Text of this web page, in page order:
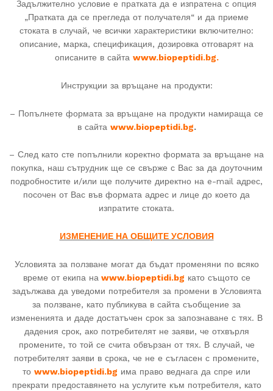
Задължително условие е пратката да е изпратена с опция
„Пратката да се прегледа от получателя“ и да приеме
стоката в случай, че всички характеристики включително:
описание, марка, спецификация, дозировка отговарят на
описаните в сайта www.biopeptidi.bg.
Инструкции за връщане на продукти:
– Попълнете формата за връщане на продукти намираща се
в сайта www.biopeptidi.bg.
– След като сте попълнили коректно формата за връщане на
покупка, наш сътрудник ще се свърже с Вас за да доуточним
подробностите и/или ще получите директно на e-mail адрес,
посочен от Вас във формата адрес и лице до което да
изпратите стоката.
ИЗМЕНЕНИЕ НА ОБЩИТЕ УСЛОВИЯ
Условията за ползване могат да бъдат променяни по всяко
време от екипа на www.biopeptidi.bg като същото се
задължава да уведоми потребителя за промени в Условията
за ползване, като публикува в сайта съобщение за
измененията и даде достатъчен срок за запознаване с тях. В
дадения срок, ако потребителят не заяви, че отхвърля
промените, то той се счита обвързан от тях. В случай, че
потребителят заяви в срока, че не е съгласен с промените,
то www.biopeptidi.bg има право веднага да спре или
прекрати предоставянето на услугите към потребителя, като